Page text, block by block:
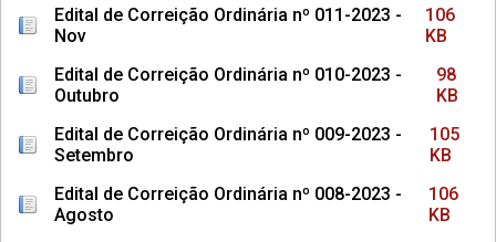
Edital de Correição Ordinária nº 011-2023 -
Nov
106
KB
Edital de Correição Ordinária nº 010-2023 -
Outubro
98
KB
Edital de Correição Ordinária nº 009-2023 -
Setembro
105
KB
Edital de Correição Ordinária nº 008-2023 -
Agosto
106
KB